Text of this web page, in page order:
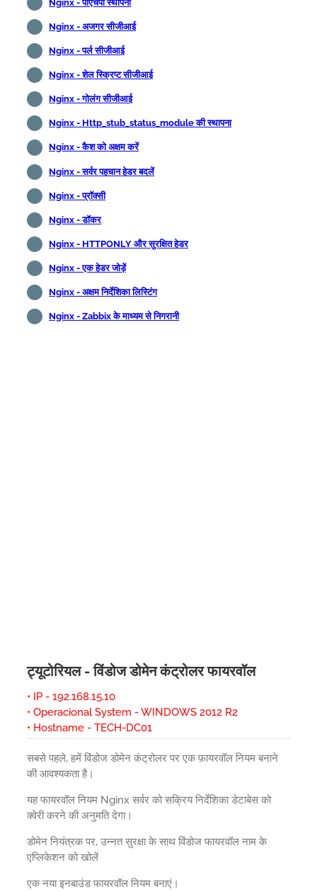
Nginx - पीएचपी स्थापना
Nginx - अजगर सीजीआई
Nginx - पर्ल सीजीआई
Nginx - शेल स्क्रिप्ट सीजीआई
Nginx - गोलंग सीजीआई
Nginx - Http_stub_status_module की स्थापना
Nginx - कैश को अक्षम करें
Nginx - सर्वर पहचान हेडर बदलें
Nginx - प्रॉक्सी
Nginx - डॉकर
Nginx - HTTPONLY और सुरक्षित हेडर
Nginx - एक हेडर जोड़ें
Nginx - अक्षम निर्देशिका लिस्टिंग
Nginx - Zabbix के माध्यम से निगरानी
ट्यूटोरियल - विंडोज डोमेन कंट्रोलर फायरवॉल
• IP - 192.168.15.10
• Operacional System - WINDOWS 2012 R2
• Hostname - TECH-DC01
सबसे पहले, हमें विंडोज डोमेन कंट्रोलर पर एक फ़ायरवॉल नियम बनाने
की आवश्यकता है।
यह फायरवॉल नियम Nginx सर्वर को सक्रिय निर्देशिका डेटाबेस को
क्वेरी करने की अनुमति देगा।
डोमेन नियंत्रक पर, उन्नत सुरक्षा के साथ विंडोज फायरवॉल नाम के
एप्लिकेशन को खोलें
एक नया इनबाउंड फायरवॉल नियम बनाएं।